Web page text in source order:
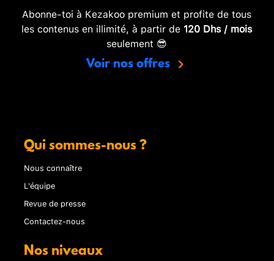
Abonne-toi à Kezakoo premium et profite de tous
les contenus en illimité, à partir de 120 Dhs / mois
seulement 😎
Voir nos offres
Qui sommes-nous ?
Nous connaître
L'équipe
Revue de presse
Contactez-nous
Nos niveaux